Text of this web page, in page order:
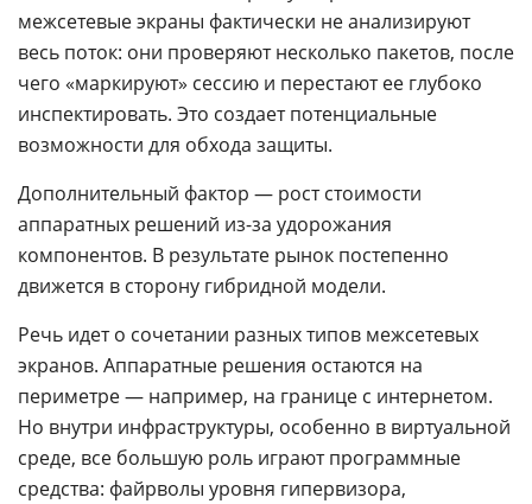
межсетевые экраны фактически не анализируют
весь поток: они проверяют несколько пакетов, после
чего «маркируют» сессию и перестают ее глубоко
инспектировать. Это создает потенциальные
возможности для обхода защиты.
Дополнительный фактор — рост стоимости
аппаратных решений из-за удорожания
компонентов. В результате рынок постепенно
движется в сторону гибридной модели.
Речь идет о сочетании разных типов межсетевых
экранов. Аппаратные решения остаются на
периметре — например, на границе с интернетом.
Но внутри инфраструктуры, особенно в виртуальной
среде, все большую роль играют программные
средства: файрволы уровня гипервизора,